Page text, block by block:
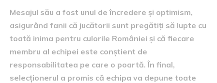
Mesajul său a fost unul de încredere și optimism,
asigurând fanii că jucătorii sunt pregătiți să lupte cu
toată inima pentru culorile României și că fiecare
membru al echipei este conștient de
responsabilitatea pe care o poartă. În final,
selecționerul a promis că echipa va depune toate